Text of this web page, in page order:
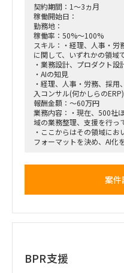
契約期間：1～3ヵ月
稼働開始日：
勤務地：
稼働率：50%～100%
スキル：・経理、人事・労
に関して、いずれかの領域
・業務設計、プロダクト設
・AIの知見
・経理、人事・労務、採
入コンサル(何かしらの
報酬金額：～60万円
業務内容：・現在、500社
域の業務整理、支援を行っ
・ここからはその領域に
フォーマットを決め、AI化
案件
BPR支援